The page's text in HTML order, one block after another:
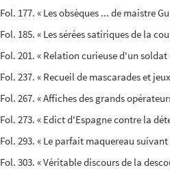
Fol. 177. « Les obsèques ... de maistre
Fol. 185. « Les sérées satiriques de la
Fol. 201. « Relation curieuse d'un
Fol. 237. « Recueil de mascarades et
Fol. 267. « Affiches des grands
Fol. 273. « Edict d'Espagne contre la
Fol. 293. « Le parfait maquereau
Fol. 303. « Véritable discours de la